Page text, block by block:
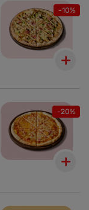
-10%
-20%